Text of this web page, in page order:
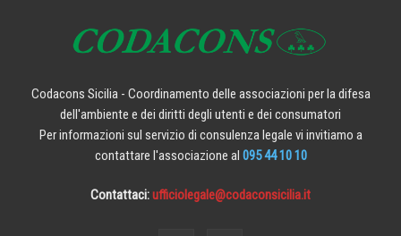
Codacons Sicilia - Coordinamento delle associazioni per la difesa
dell'ambiente e dei diritti degli utenti e dei consumatori
Per informazioni sul servizio di consulenza legale vi invitiamo a
contattare l'associazione al 095 44 10 10
Contattaci:ufficiolegale@codaconsicilia.it